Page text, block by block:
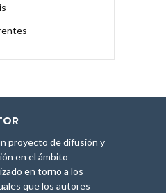
proyecto de difusión y
en el ámbito
en torno a los
que los autores